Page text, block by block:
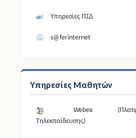
Υπηρεσίες ΠΣΔ
s@ferinternet
Υπηρεσίες Μαθητών
Webex
Τηλεκπαίδευσης)